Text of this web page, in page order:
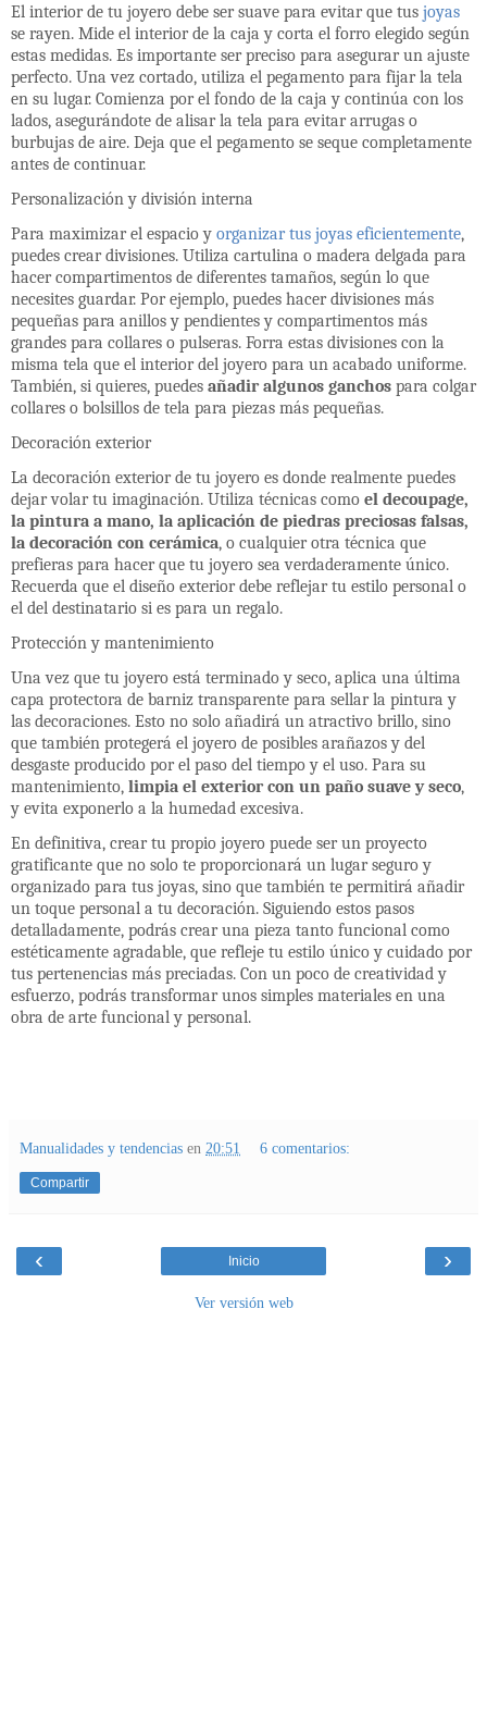
El interior de tu joyero debe ser suave para evitar que tus joyas
se rayen. Mide el interior de la caja y corta el forro elegido según
estas medidas. Es importante ser preciso para asegurar un ajuste
perfecto. Una vez cortado, utiliza el pegamento para fijar la tela
en su lugar. Comienza por el fondo de la caja y continúa con los
lados, asegurándote de alisar la tela para evitar arrugas o
burbujas de aire. Deja que el pegamento se seque completamente
antes de continuar.
Personalización y división interna
Para maximizar el espacio y organizar tus joyas eficientemente,
puedes crear divisiones. Utiliza cartulina o madera delgada para
hacer compartimentos de diferentes tamaños, según lo que
necesites guardar. Por ejemplo, puedes hacer divisiones más
pequeñas para anillos y pendientes y compartimentos más
grandes para collares o pulseras. Forra estas divisiones con la
misma tela que el interior del joyero para un acabado uniforme.
También, si quieres, puedes añadir algunos ganchos para colgar
collares o bolsillos de tela para piezas más pequeñas.
Decoración exterior
La decoración exterior de tu joyero es donde realmente puedes
dejar volar tu imaginación. Utiliza técnicas como el decoupage,
la pintura a mano, la aplicación de piedras preciosas falsas,
la decoración con cerámica, o cualquier otra técnica que
prefieras para hacer que tu joyero sea verdaderamente único.
Recuerda que el diseño exterior debe reflejar tu estilo personal o
el del destinatario si es para un regalo.
Protección y mantenimiento
Una vez que tu joyero está terminado y seco, aplica una última
capa protectora de barniz transparente para sellar la pintura y
las decoraciones. Esto no solo añadirá un atractivo brillo, sino
que también protegerá el joyero de posibles arañazos y del
desgaste producido por el paso del tiempo y el uso. Para su
mantenimiento, limpia el exterior con un paño suave y seco,
y evita exponerlo a la humedad excesiva.
En definitiva, crear tu propio joyero puede ser un proyecto
gratificante que no solo te proporcionará un lugar seguro y
organizado para tus joyas, sino que también te permitirá añadir
un toque personal a tu decoración. Siguiendo estos pasos
detalladamente, podrás crear una pieza tanto funcional como
estéticamente agradable, que refleje tu estilo único y cuidado por
tus pertenencias más preciadas. Con un poco de creatividad y
esfuerzo, podrás transformar unos simples materiales en una
obra de arte funcional y personal.
Manualidades y tendencias en 20:51 6 comentarios:
Compartir
‹ ›
Inicio
Ver versión web